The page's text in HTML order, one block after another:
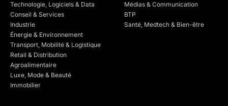
Technologie, Logiciels & Data
Conseil & Services
Industrie
Énergie & Environnement
Transport, Mobilité & Logistique
Retail & Distribution
Agroalimentaire
Luxe, Mode & Beauté
Immobilier
Médias & Communication
BTP
Santé, Medtech & Bien-être